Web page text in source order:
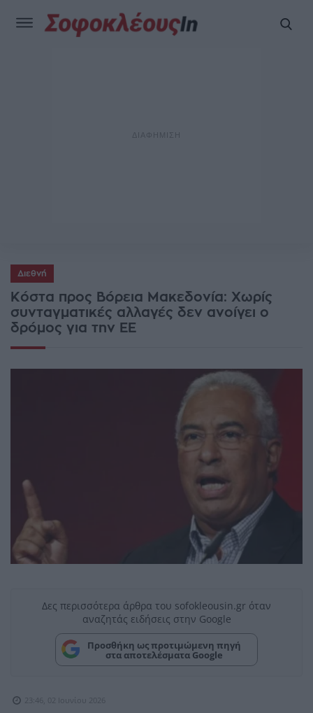
Διεθνή
Κόστα προς Βόρεια Μακεδονία: Χωρίς
συνταγματικές αλλαγές δεν ανοίγει ο
δρόμος για την ΕΕ
Δες περισσότερα άρθρα του sofokleousin.gr όταν
αναζητάς ειδήσεις στην Google
Προσθήκη ως προτιμώμενη πηγή
στα αποτελέσματα Google
23:46, 02 Ιουνίου 2026